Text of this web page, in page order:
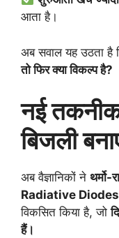
आता है।
अब सवाल यह उठता है
तो फिर क्या विकल्प है?
नई
बिजली
अब वैज्ञानिकों ने थर्मो-
Radiative Diodes)
विकसित किया है, जो
हैं।